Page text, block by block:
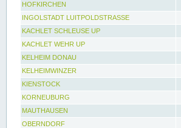
HOFKIRCHEN
INGOLSTADT LUITPOLDSTRASSE
KACHLET SCHLEUSE UP
KACHLET WEHR UP
KELHEIM DONAU
KELHEIMWINZER
KIENSTOCK
KORNEUBURG
MAUTHAUSEN
OBERNDORF